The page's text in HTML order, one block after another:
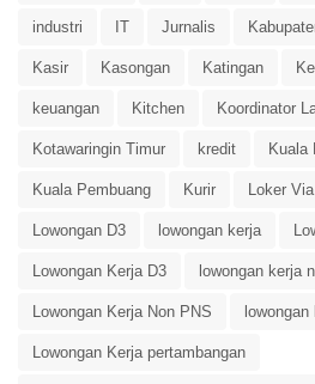
industri IT Jurnalis
Kasir Kasongan Katingan
keuangan Kitchen Koordinator
Kotawaringin Timur kredit Kuala
Kuala Pembuang Kurir Loker
Lowongan D3 lowongan kerja
Lowongan Kerja D3 lowongan kerja
Lowongan Kerja Non PNS
Lowongan Kerja pertambangan